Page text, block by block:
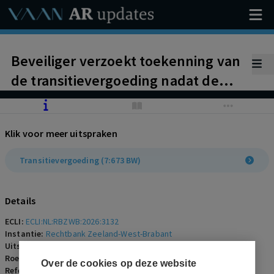
Over de cookies op deze website
Beveiliger verzoekt toekenning van
de transitievergoeding nadat de
arbeidsovereenkomst op initiatief
werkgever deze vergoeding weigert
te betalen.
Klik voor meer uitspraken
Transitievergoeding (7:673 BW)
Details
ECLI: ECLI:NL:RBZWB:2026:3132
Instantie: Rechtbank Zeeland-West-Brabant
Uitspraakdatum:
Roepnaam:
werknemer/werkgeefster
Referentienummer:AR-2026-0745